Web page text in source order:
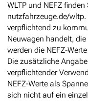
WLTP und NEFZ
nutzfahrzeuge.de/wltp.
verpflichtend zu
Neuwagen handelt,
werden die NEFZ-
Die zusätzliche
verpflichtender
NEFZ-Werte als
sich nicht auf ein